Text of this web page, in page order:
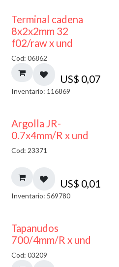
Terminal cadena
8x2x2mm 32
f02/raw x und
Cod: 06862
US$ 0,07
Inventario: 116869
Argolla JR-
0.7x4mm/R x und
Cod: 23371
US$ 0,01
Inventario: 569780
Tapanudos
700/4mm/R x und
Cod: 03209